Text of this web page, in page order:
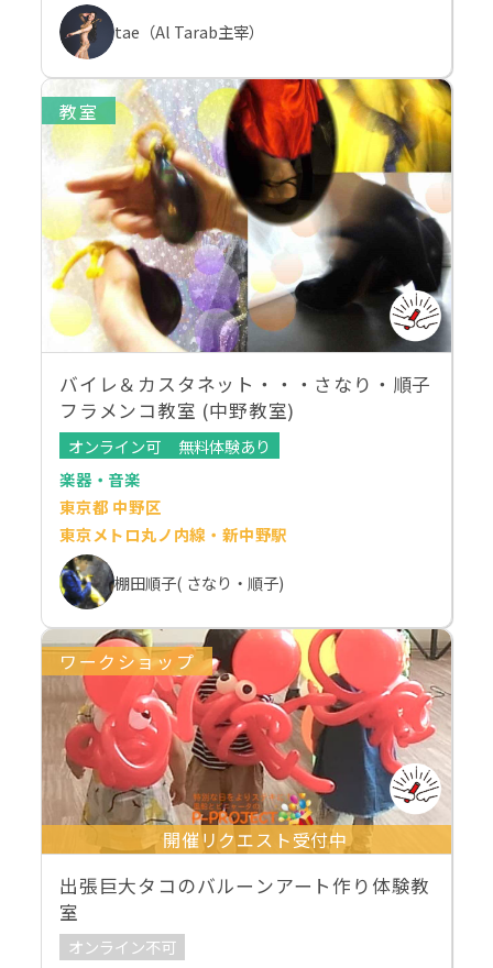
tae（Al Tarab主宰）
教室
バイレ＆カスタネット・・・さなり・順子
フラメンコ教室 (中野教室)
オンライン可
無料体験あり
楽器・音楽
東京都 中野区
東京メトロ丸ノ内線・新中野駅
棚田順子( さなり・順子)
ワークショップ
開催リクエスト受付中
出張巨大タコのバルーンアート作り体験教
室
オンライン不可